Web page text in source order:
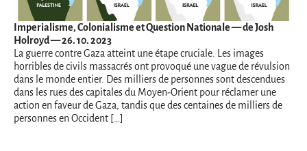
Imperialisme, Colonialisme et Question Nationale— de Josh
Holroyd — 26. 10. 2023
La guerre contre Gaza atteint une étape cruciale. Les images
horribles de civils massacrés ont provoqué une vague de révulsion
dans le monde entier. Des milliers de personnes sont descendues
dans les rues des capitales du Moyen-Orient pour réclamer une
action en faveur de Gaza, tandis que des centaines de milliers de
personnes en Occident […]